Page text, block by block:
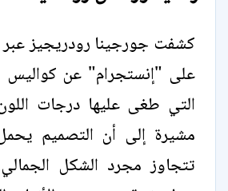
كشفت جورجينا رودريجيز
على "إنستجرام" عن كواليس
التي طغى عليها درجات اللون
مشيرة إلى أن التصميم
تتجاوز مجرد الشكل